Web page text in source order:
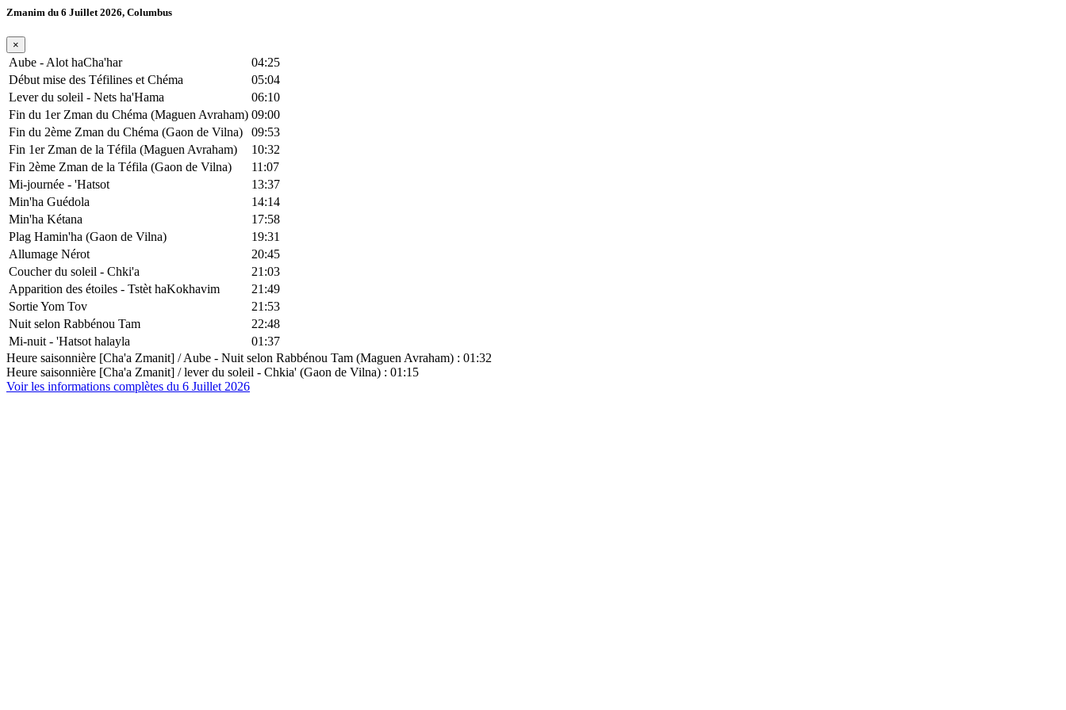
Zmanim du 6 Juillet 2026, Columbus
×
Aube - Alot haCha'har
04:25
Début mise des Téfilines et Chéma
05:04
Lever du soleil - Nets ha'Hama
06:10
Fin du 1er Zman du Chéma (Maguen Avraham) 09:00
Fin du 2ème Zman du Chéma (Gaon de Vilna)
09:53
Fin 1er Zman de la Téfila (Maguen Avraham)
10:32
Fin 2ème Zman de la Téfila (Gaon de Vilna)
11:07
Mi-journée - 'Hatsot
13:37
Min'ha Guédola
14:14
Min'ha Kétana
17:58
Plag Hamin'ha (Gaon de Vilna)
19:31
Allumage Nérot
20:45
Coucher du soleil - Chki'a
21:03
Apparition des étoiles - Tstèt haKokhavim
21:49
Sortie Yom Tov
21:53
Nuit selon Rabbénou Tam
22:48
Mi-nuit - 'Hatsot halayla
01:37
Heure saisonnière [Cha'a Zmanit] / Aube - Nuit selon Rabbénou Tam (Maguen Avraham) : 01:32
Heure saisonnière [Cha'a Zmanit] / lever du soleil - Chkia' (Gaon de Vilna) : 01:15
Voir les informations complètes du 6 Juillet 2026